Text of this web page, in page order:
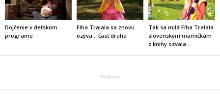
Dojčenie v detskom
programe
Fíha Tralala sa znovu
ozýva… časť druhá
Tak sa milá Fíha Tralala
slovenským mamičkám
z knihy ozvala…
Reklama